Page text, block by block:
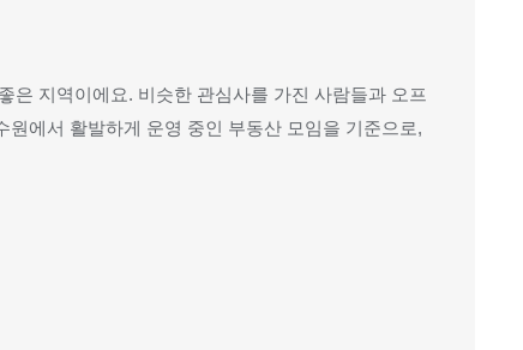
은 지역이에요. 비슷한 관심사를 가진 사람들과 오프
에서 활발하게 운영 중인 부동산 모임을 기준으로,